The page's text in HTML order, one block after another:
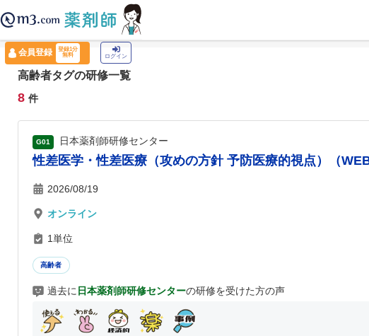
会員登録
登録1分
無料
ログイン
› 高齢者
高齢者タグの研修一覧
8 件
G01 日本薬剤師研修センター
性差医学・性差医療（攻めの方針 予防医療的視点）（
2026/08/19
オンライン
1単位
高齢者
過去に 日本薬剤師研修センターの研修を受けた方の声